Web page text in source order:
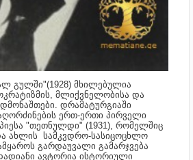
გულში"(1928) მხილებულია
მლიქვნელობისა და
დრამატურგიაში
ერთ-ერთი პირველი
"თეთნულდი" (1931), რომელშიც
ახლის სამკვდრო-სასიცოცხლო
გარდაუვალი გამარჯვება
ავტორია ისტორიული